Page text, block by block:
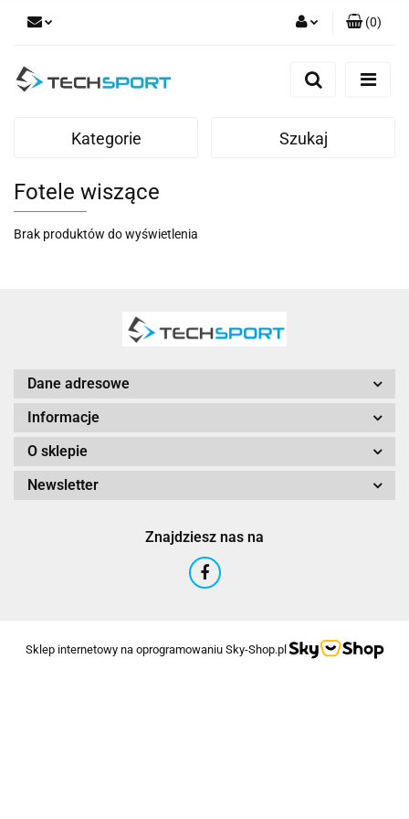
Zaloguj się
(0)
Kategorie Szukaj
Fotele wiszące
Brak produktów do wyświetlenia
Dane adresowe
Informacje
O sklepie
Newsletter
Znajdziesz nas na
Sklep internetowy na oprogramowaniu Sky-Shop.pl